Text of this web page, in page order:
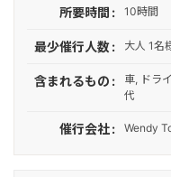
所要時間 10時間
最少催行人数 大人 1名
含まれるもの
車, ドラ
代
催行会社 Wendy